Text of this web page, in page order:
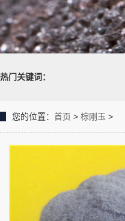
热门关键词：
您的位置： 首页 > 棕刚玉 >